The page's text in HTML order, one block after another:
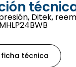
Ditek,
técnica